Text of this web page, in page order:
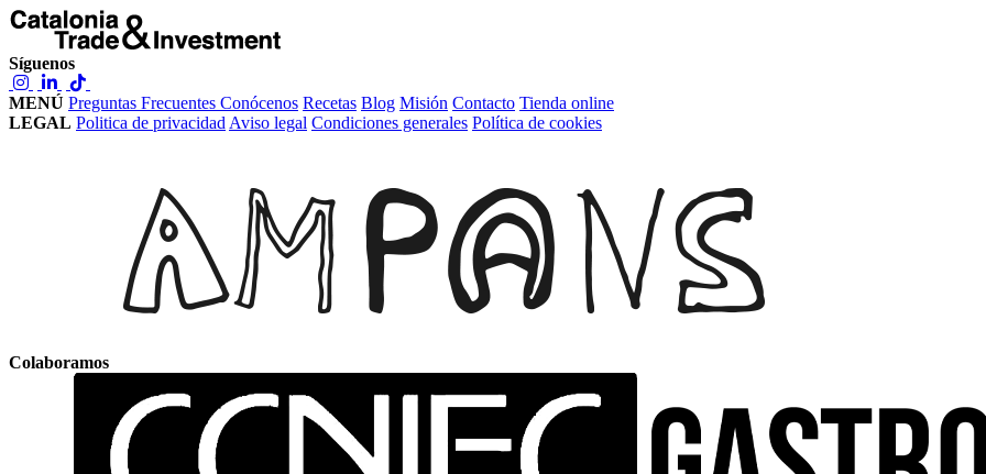
Síguenos
MENÚ Preguntas Frecuentes Conócenos Recetas Blog Misión Contacto Tienda online
LEGAL Politica de privacidad Aviso legal Condiciones generales Política de cookies
Colaboramos